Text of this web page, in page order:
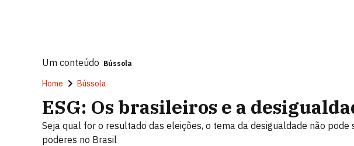
Um conteúdo Bússola
Home Bússola
ESG: Os brasileiros e a
Seja qual for o resultado das eleições, o tema da desigualdade não
poderes no Brasil